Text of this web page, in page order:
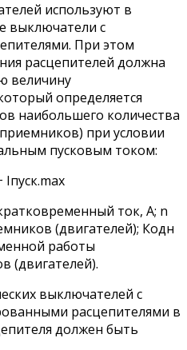
используют в
выключатели с
При этом
расцепителей должна
величину
определяется
наибольшего количества
при условии
пусковым током:
Iпуск.max
ток, А; n
(двигателей); Кодн
работы
(двигателей).
выключателей с
расцепителями в
должен быть